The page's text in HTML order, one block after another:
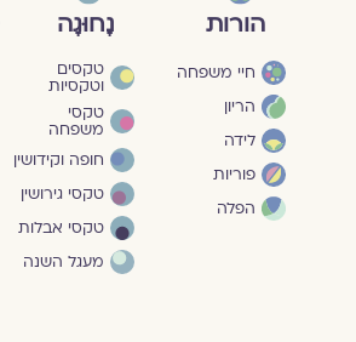
הורות
חיי משפחה
הריון
לידה
פוריות
הפלה
נָחוּגָה
טקסים
וטקסיות
טקסי
משפחה
חופה וקידושין
טקסי גירושין
טקסי אבלות
מעגל השנה